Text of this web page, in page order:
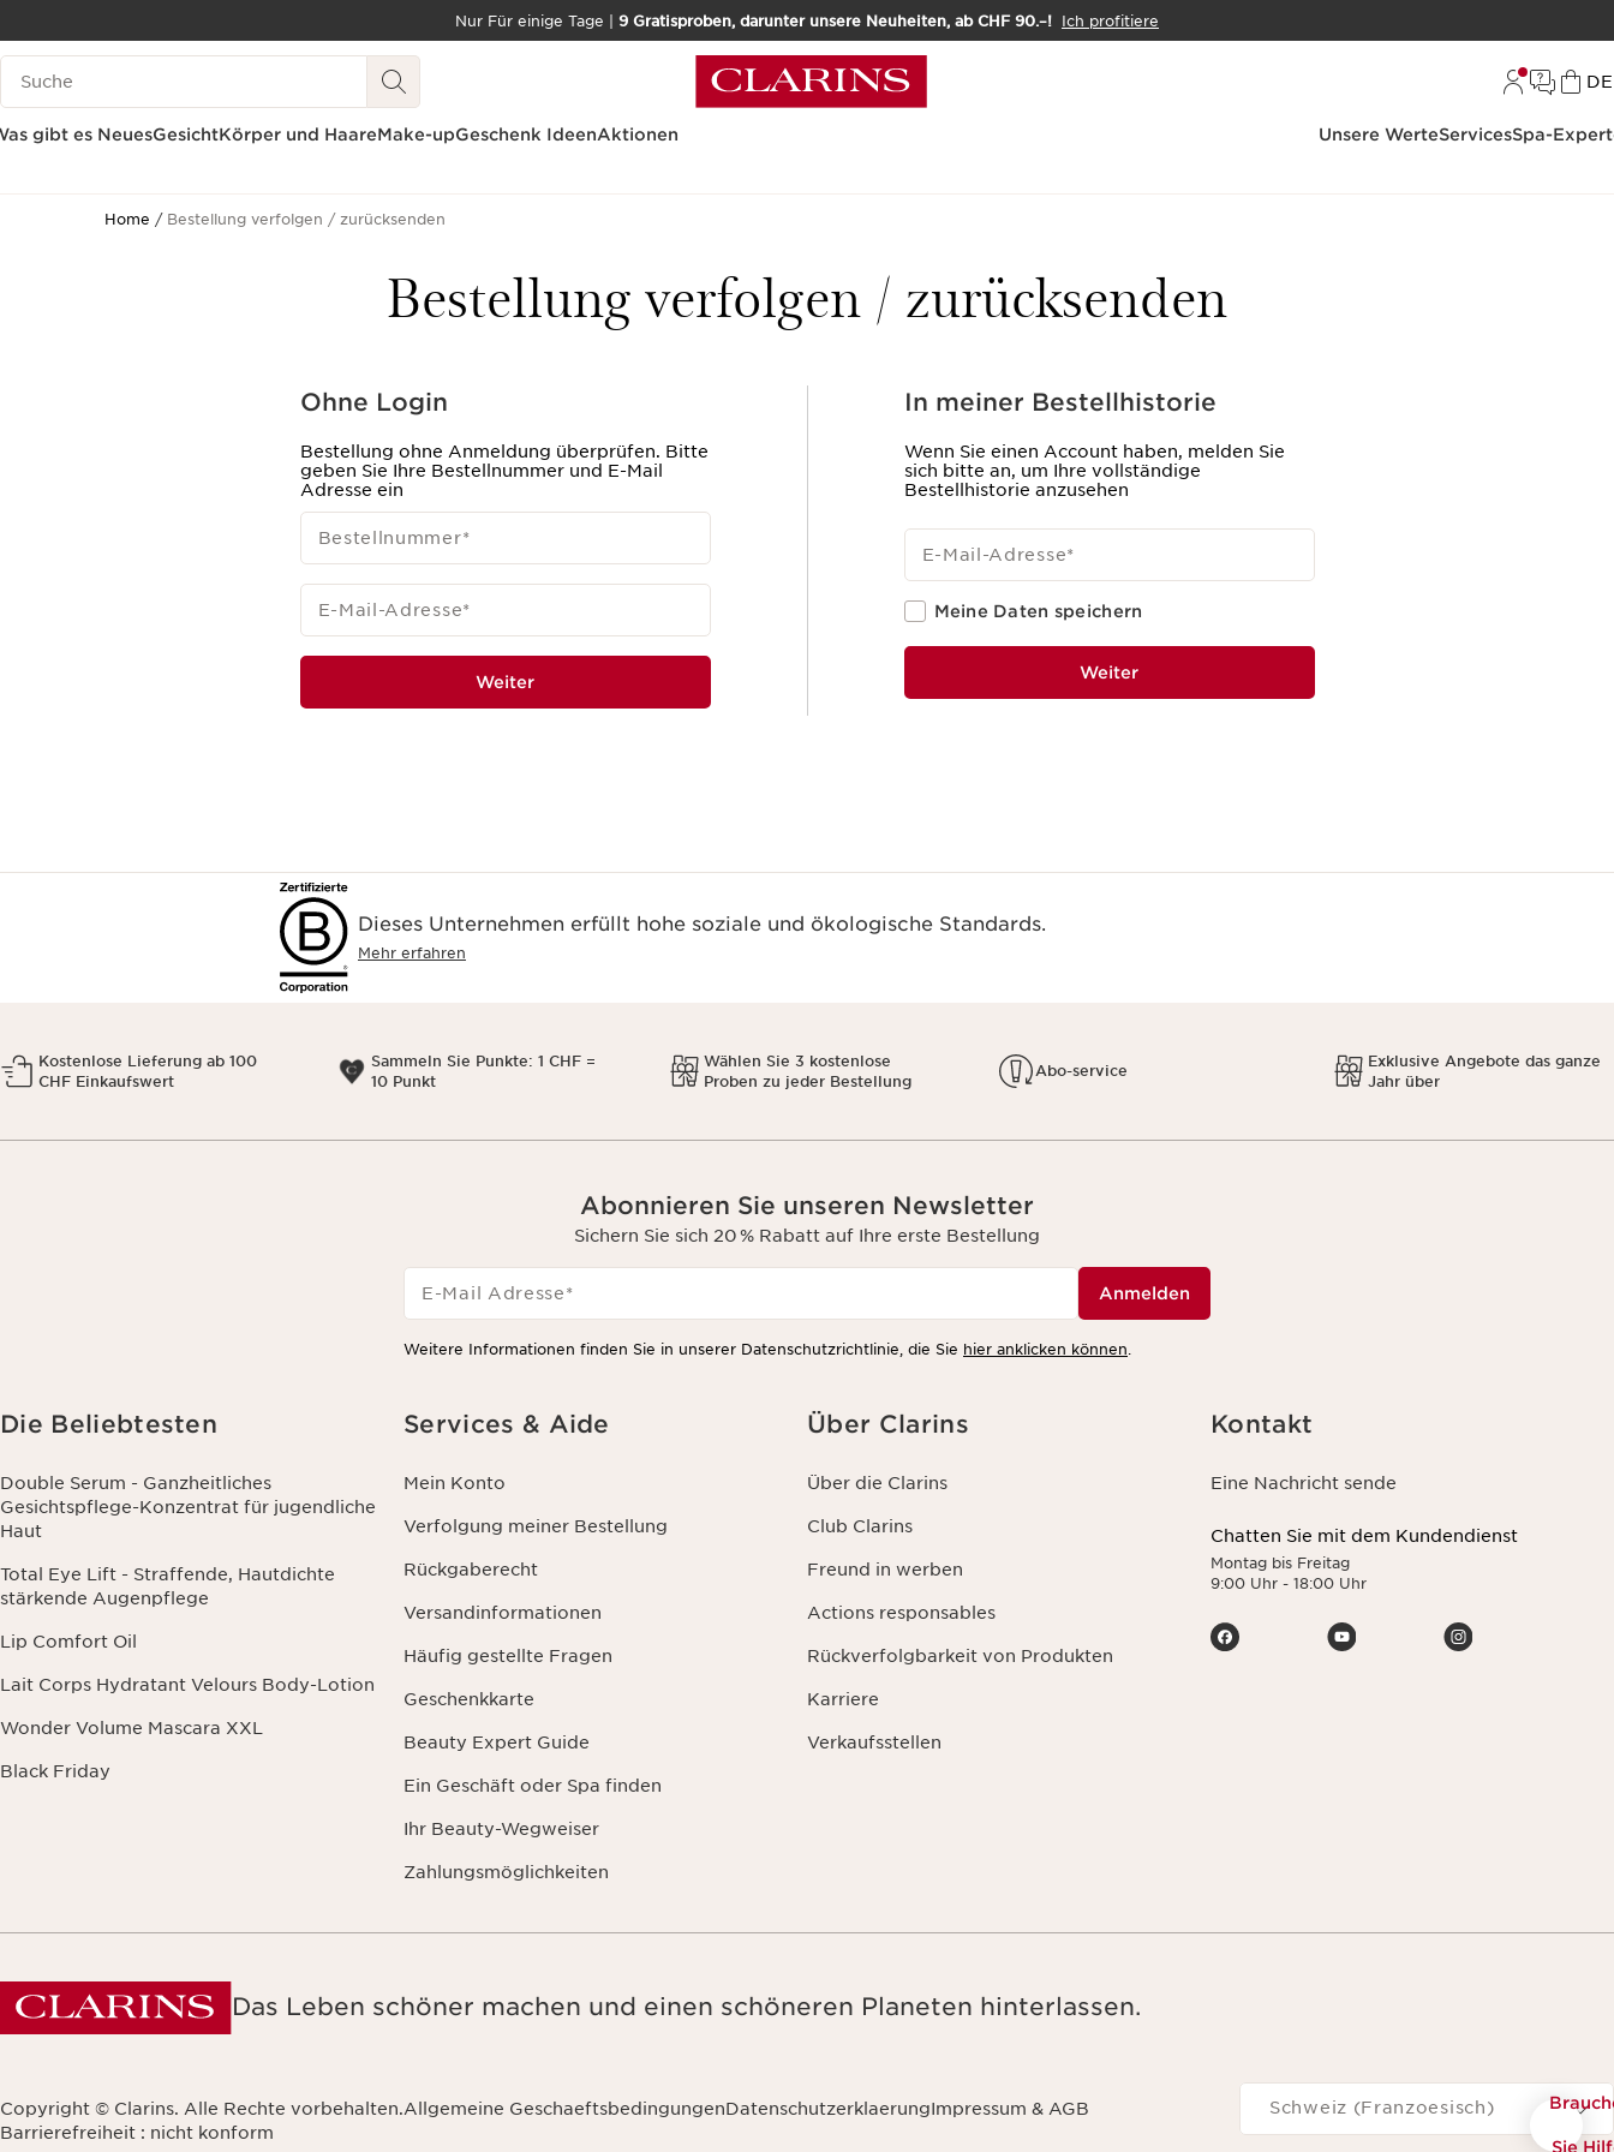
WEITER ZUM INHALT
BARRIEREFREIHEITSWERKZEUG
Nur Für einige Tage | 9 Gratisproben, darunter unsere Neuheiten, ab CHF 90.–! Ich profitiere
Legende suchen
DE
gibt es NeuesGesichtKörper und HaareMake-upGeschenk IdeenAktionen Unsere WerteServicesSpa-
Home Bestellung verfolgen / zurücksenden
Bestellung verfolgen / zurücksenden
Ohne Login
Bestellung ohne Anmeldung überprüfen. Bitte
geben Sie Ihre Bestellnummer und E-Mail
Adresse ein
Bestellnummer*
E-Mail-Adresse*
Weiter
In meiner Bestellhistorie
Wenn Sie einen Account haben, melden Sie
sich bitte an, um Ihre vollständige
Bestellhistorie anzusehen
E-Mail-Adresse*
Meine Daten speichern
Weiter
Dieses Unternehmen erfüllt hohe soziale und ökologische Standards.
Mehr erfahren
Kostenlose Lieferung ab 100
CHF Einkaufswert
Sammeln Sie Punkte: 1 CHF =
10 Punkt
Wählen Sie 3 kostenlose
Proben zu jeder Bestellung
Abo-service
Exklusive Angebote das ganze
Jahr über
Abonnieren Sie unseren Newsletter
Sichern Sie sich 20 % Rabatt auf Ihre erste Bestellung
E-Mail Adresse* Anmelden
Weitere Informationen finden Sie in unserer Datenschutzrichtlinie, die Sie hier anklicken können
Die Beliebtesten
Double Serum - Ganzheitliches
Gesichtspflege-Konzentrat für jugendliche
Haut
Total Eye Lift - Straffende, Hautdichte
stärkende Augenpflege
Lip Comfort Oil
Lait Corps Hydratant Velours Body-Lotion
Wonder Volume Mascara XXL
Black Friday
Services & Aide
Mein Konto
Verfolgung meiner Bestellung
Rückgaberecht
Versandinformationen
Häufig gestellte Fragen
Geschenkkarte
Beauty Expert Guide
Ein Geschäft oder Spa finden
Ihr Beauty-Wegweiser
Zahlungsmöglichkeiten
Über Clarins
Über die Clarins
Club Clarins
Freund in werben
Actions responsables
Rückverfolgbarkeit von Produkten
Karriere
Verkaufsstellen
Kontakt
Eine Nachricht sende
Chatten Sie mit dem Kundendienst
Montag bis Freitag
9:00 Uhr - 18:00 Uhr
Das Leben schöner machen und einen schöneren Planeten hinterlassen.
Copyright © Clarins. Alle Rechte vorbehalten.Allgemeine GeschaeftsbedingungenDatenschutzerklaerungImpressum & AGB
Barrierefreiheit : nicht konform
Navigieren Sie zu
Schweiz (Franzoesisch)
Sie